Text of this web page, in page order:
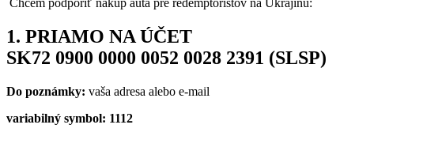
1. PRIAMO NA ÚČET
SK72 0900 0000 0052 0028 2391 (SLSP)
Do poznámky: vaša adresa alebo e-mail
variabilný symbol: 1112